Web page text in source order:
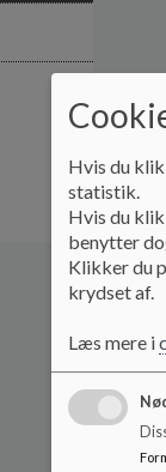
Hvis du
statistik.
Hvis du
benytter
Klikker du
krydset af.
Læs mere i